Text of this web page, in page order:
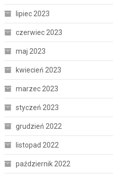
lipiec 2023
czerwiec 2023
maj 2023
kwiecień 2023
marzec 2023
styczeń 2023
grudzień 2022
listopad 2022
październik 2022